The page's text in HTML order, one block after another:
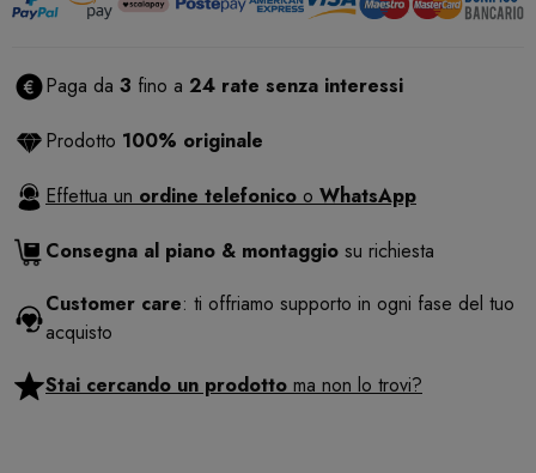
Paga da 3 fino a 24 rate senza interessi
Prodotto 100% originale
Effettua un ordine telefonico o WhatsApp
Consegna al piano & montaggio su richiesta
Customer care: ti offriamo supporto in ogni fase del tuo
acquisto
Stai cercando un prodotto ma non lo trovi?